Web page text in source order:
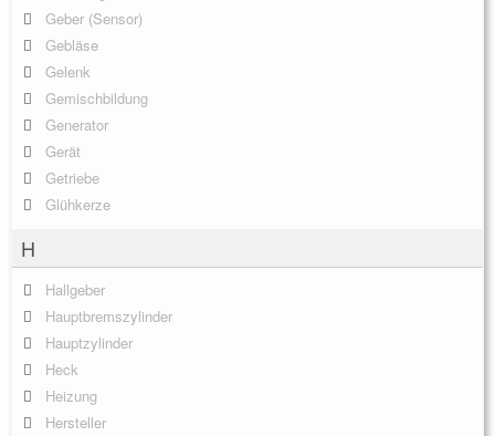
Geber (Sensor)
Gebläse
Gelenk
Gemischbildung
Generator
Gerät
Getriebe
Glühkerze
H
Hallgeber
Hauptbremszylinder
Hauptzylinder
Heck
Heizung
Hersteller